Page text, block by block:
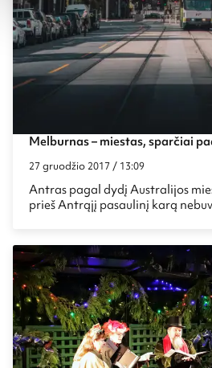
Melburnas – miestas, sparčiai
27 gruodžio 2017 / 13:09
Antras pagal dydį Australijos
prieš Antrąjį pasaulinį karą
yra vienas svarbiausių miestų